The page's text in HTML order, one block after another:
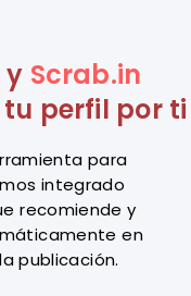
y Scrab.in
perfil por ti
para
integrado
recomiende y
en
publicación.